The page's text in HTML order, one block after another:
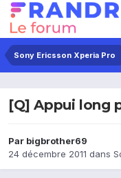
Sony Ericsson Xperia Pro
[Q] Appui long
Par bigbrother69
24 décembre 2011 dans